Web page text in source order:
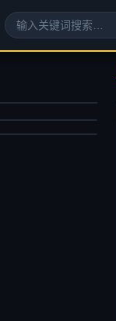
何处惹尘埃-现代言情
大陆
2025-08-16
动漫
大陆